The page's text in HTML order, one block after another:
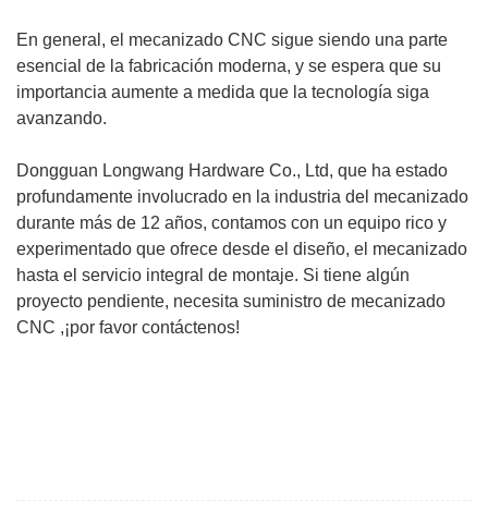
En general, el mecanizado CNC sigue siendo una parte
esencial de la fabricación moderna, y se espera que su
importancia aumente a medida que la tecnología siga
avanzando.
Dongguan Longwang Hardware Co., Ltd, que ha estado
profundamente involucrado en la industria del mecanizado
durante más de 12 años, contamos con un equipo rico y
experimentado que ofrece desde el diseño, el mecanizado
hasta el servicio integral de montaje. Si tiene algún
proyecto pendiente, necesita suministro de mecanizado
CNC ,¡por favor contáctenos!